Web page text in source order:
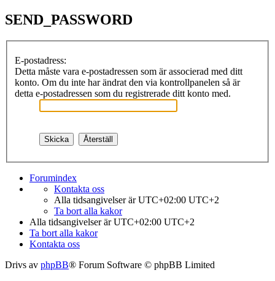
SEND_PASSWORD
E-postadress:
Detta måste vara e-postadressen som är associerad med ditt
konto. Om du inte har ändrat den via kontrollpanelen så är
detta e-postadressen som du registrerade ditt konto med.
Forumindex
Kontakta oss
Alla tidsangivelser är UTC+02:00 UTC+2
Ta bort alla kakor
Alla tidsangivelser är UTC+02:00 UTC+2
Ta bort alla kakor
Kontakta oss
Drivs av phpBB® Forum Software © phpBB Limited